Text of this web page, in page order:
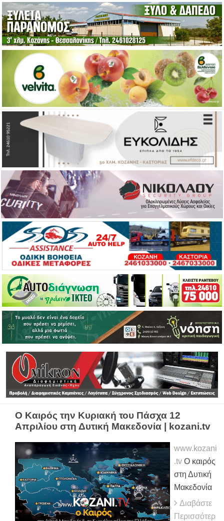
Ο Καιρός την Κυριακή του Πάσχα 12
Απριλίου στη Δυτική Μακεδονία | kozani.tv
www.kozani
.tv Ο καιρός
στη Δυτική
Μακεδονία
Διαβάστε
Περισσότερ